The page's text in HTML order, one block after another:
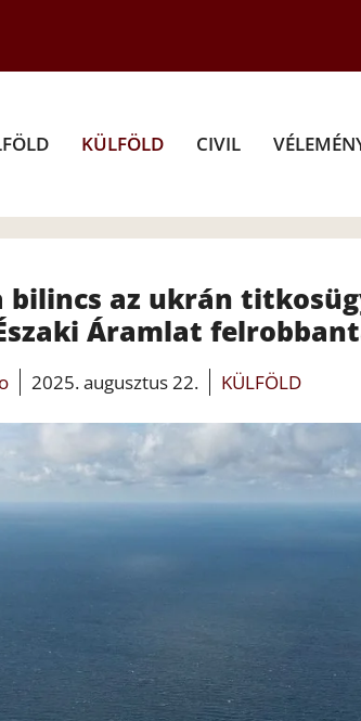
KÜLFÖLD CIVIL
bilincs az ukrán
Áramlat
2025. augusztus 22. KÜLFÖLD